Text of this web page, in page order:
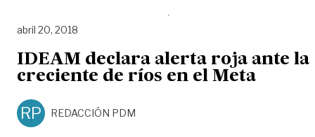
abril 20, 2018
IDEAM declara alerta roja ante la
creciente de ríos en el Meta
RP REDACCIÓN PDM